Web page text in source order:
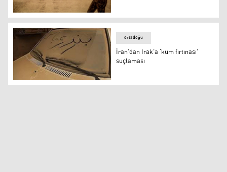
MISIR - Kum fırtınası 5 can aldı
İran’dan Irak’a ‘kum fırtınası’ suçlaması
ortadoğu
İran’dan Irak’a ‘kum fırtınası’
suçlaması